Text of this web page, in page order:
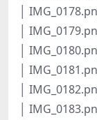
│
│
│
│
│
│